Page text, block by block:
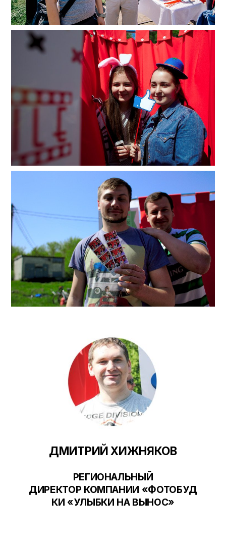
ДМИТРИЙ ХИЖНЯКОВ
РЕГИОНАЛЬНЫЙ
ДИРЕКТОР КОМПАНИИ «ФОТОБУД
КИ «УЛЫБКИ НА ВЫНОС»